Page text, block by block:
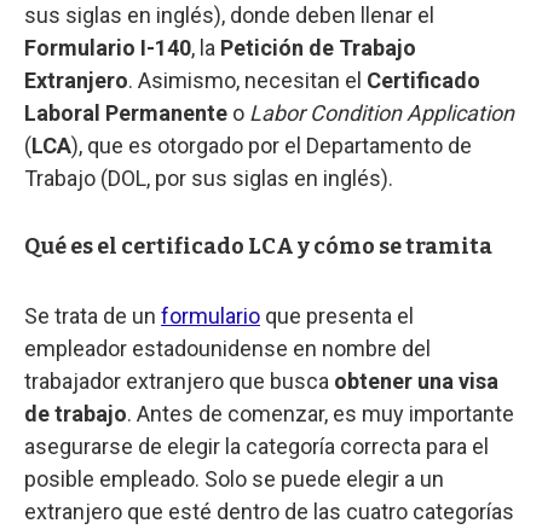
sus siglas en inglés), donde deben llenar el
Formulario I-140, la Petición de Trabajo
Extranjero. Asimismo, necesitan el Certificado
Laboral Permanente o Labor Condition Application
(LCA), que es otorgado por el Departamento de
Trabajo (DOL, por sus siglas en inglés).
Qué es el certificado LCA y cómo se tramita
Se trata de un formulario que presenta el
empleador estadounidense en nombre del
trabajador extranjero que busca obtener una visa
de trabajo. Antes de comenzar, es muy importante
asegurarse de elegir la categoría correcta para el
posible empleado. Solo se puede elegir a un
extranjero que esté dentro de las cuatro categorías